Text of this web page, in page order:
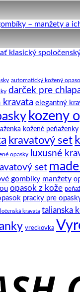
k
– manžety a
klasický
automatický kožený
darček pre
kravata elegantný
kozeny
kožené peňaženky
kravatový set
opasky luxusné
set
gombíky manžety
opasok z kože
pracky pre
kravata talianska
vreckovka